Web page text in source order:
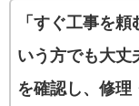
「すぐ工事を
いう方でも大丈
を確認し、修理